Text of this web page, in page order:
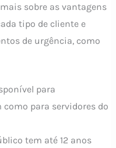
sobre as vantagens
tipo de cliente e
de urgência, como
para
como para servidores do
tem até 12 anos